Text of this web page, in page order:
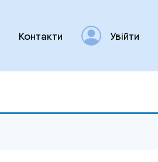
Контакти Увійти